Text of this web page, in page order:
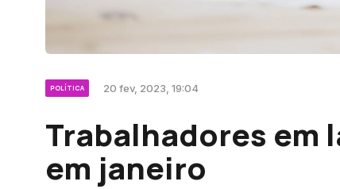
POLÍTICA 20 fev, 2023, 19:04
Trabalhadores em
em janeiro